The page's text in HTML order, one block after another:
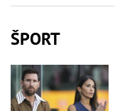
ŠPORT